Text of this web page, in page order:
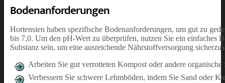
Bodenanforderungen
Hortensien haben spezifische Bodenanforderungen, um gut zu
bis 7,0. Um den pH-Wert zu überprüfen, nutzen Sie ein einfaches
Substanz sein, um eine ausreichende Nährstoffversorgung
Arbeiten Sie gut verrotteten Kompost oder andere
Verbessern Sie schwere Lehmböden, indem Sie Sand oder